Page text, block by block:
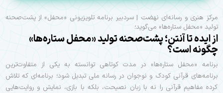
مرکز هنری و رسانه‌ای نهضت | سردبیر برنامه تلویزیونی «محفل» از پشت‌صحنه
تولید «محفل ستاره‌ها» می‌گوید؛
از ایده تا آنتن؛ پشت‌صحنه تولید «محفل ستاره‌ها»
چگونه است؟
برنامه «محفل ستاره‌ها» در مدت کوتاهی توانسته به یکی از متفاوت‌ترین
برنامه‌های قرآنی کودک و نوجوان در رسانه ملی تبدیل شود؛ برنامه‌ای که تلاش
کرده مفاهیم قرآنی را نه با زبان نصیحت، بلکه با بازی، نمایش و روایت‌هایی